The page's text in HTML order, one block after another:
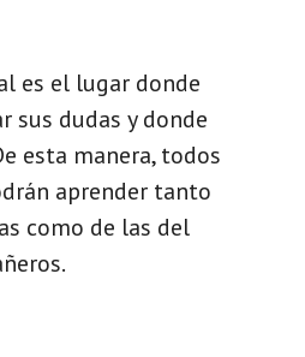
es el lugar donde
sus dudas y donde
esta manera, todos
aprender tanto
como de las del